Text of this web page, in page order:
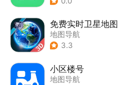
免费实时卫星地图
地图导航
3.3
小区楼号
地图导航